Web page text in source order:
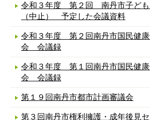
令和３年度 第２回 南丹市子ども
（中止） 予定した会議資料
令和３年度 第２回南丹市国民健康
会 会議録
令和３年度 第１回南丹市国民健康
会 会議録
第１９回南丹市都市計画審議会
第３回南丹市権利擁護・成年後見